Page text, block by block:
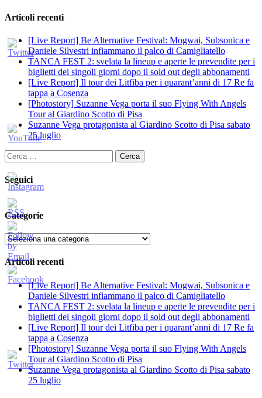
Articoli recenti
[Live Report] Be Alternative Festival: Mogwai, Subsonica e
Daniele Silvestri infiammano il palco di Camigliatello
TANCA FEST 2: svelata la lineup e aperte le prevendite per i
biglietti dei singoli giorni dopo il sold out degli abbonamenti
[Live Report] Il tour dei Litfiba per i quarant’anni di 17 Re fa
tappa a Cosenza
[Photostory] Suzanne Vega porta il suo Flying With Angels
Tour al Giardino Scotto di Pisa
Suzanne Vega protagonista al Giardino Scotto di Pisa sabato
25 luglio
Ricerca
per:
Seguici
Categorie
Categorie
Articoli recenti
[Live Report] Be Alternative Festival: Mogwai, Subsonica e
Daniele Silvestri infiammano il palco di Camigliatello
TANCA FEST 2: svelata la lineup e aperte le prevendite per i
biglietti dei singoli giorni dopo il sold out degli abbonamenti
[Live Report] Il tour dei Litfiba per i quarant’anni di 17 Re fa
tappa a Cosenza
[Photostory] Suzanne Vega porta il suo Flying With Angels
Tour al Giardino Scotto di Pisa
Suzanne Vega protagonista al Giardino Scotto di Pisa sabato
25 luglio